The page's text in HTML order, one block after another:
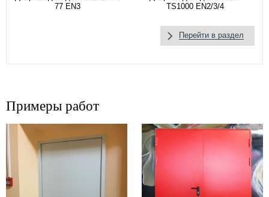
77 EN3
TS1000 EN2/3/4
Перейти в раздел
Примеры работ